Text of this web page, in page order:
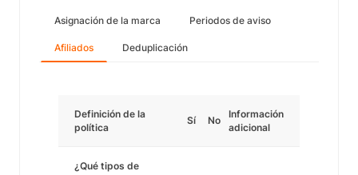
Asignación de la marca Periodos de aviso
Afiliados Deduplicación
Definición de la
política
Sí No
Información
adicional
¿Qué tipos de